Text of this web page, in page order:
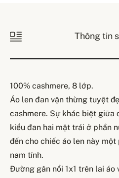
Thông tin
100% cashmere, 8 lớp.
Áo len đan vặn thừng tuyệt
cashmere. Sự khác biệt giữa
kiểu đan hai mặt trái ở phần
đến cho chiếc áo len này
nam tính.
Đường gân nổi 1x1 trên lai áo